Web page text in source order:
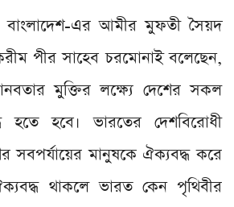
এর আমীর মুফতী সৈয়দ
পীর সাহেব চরমোনাই বলেছেন,
মুক্তির লক্ষ্যে দেশের সকল
হবে। ভারতের দেশবিরোধী
সবপর্যায়ের মানুষকে ঐক্যবদ্ধ করে
থাকলে ভারত কেন পৃথিবীর